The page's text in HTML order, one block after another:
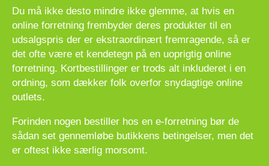
Du må ikke desto mindre ikke glemme, at hvis en
online forretning frembyder deres produkter til en
udsalgspris der er ekstraordinært fremragende, så er
det ofte være et kendetegn på en uoprigtig online
forretning. Kortbestillinger er trods alt inkluderet i en
ordning, som dækker folk overfor snydagtige online
outlets.
Forinden nogen bestiller hos en e-forretning bør de
sådan set gennemløbe butikkens betingelser, men det
er oftest ikke særlig morsomt.